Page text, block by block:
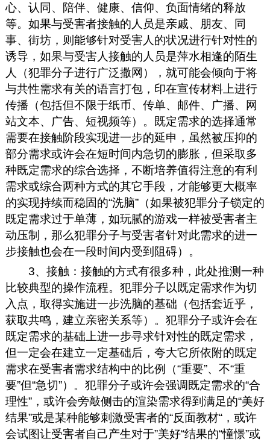
心、认同、陪伴、健康、信仰、负面情绪的释放
等。如果与受害者接触的人员是亲戚、朋友、同
事、街坊，则能够针对受害人的状况进行针对性的
诱导，如果与受害人接触的人员是萍水相逢的陌生
人（犯罪分子进行广泛撒网），就可能会倾向于将
与共性需求有关的语言打包，印在宣传材料上进行
传播（包括但不限于纸币、传单、邮件、广播、网
站文本、广告、短视频等）。既定需求的选择通常
需要在接触阶段实现进一步的延申，虽然被压抑的
部分需求或许会在短时间内急切的膨胀，但采取多
种既定需求的综合选择，不断培养值得注意的有利
需求或综合两种方式的其它手段，才能够更大概率
的实现持续而稳固的“洗脑”（如果被犯罪分子锁定的
既定需求过于单薄，如玩腻的游戏一样被受害者主
动压制，那么犯罪分子与受害者针对此需求的进一
步接触也会在一段时间内受到阻碍）。
3、接触：接触的方式有很多种，此处推测一种
比较典型的操作流程。犯罪分子以既定需求作为切
入点，取得实施进一步洗脑的基础（包括套近乎，
获取共鸣，建立亲密关系等）。犯罪分子或许会在
既定需求的基础上进一步寻求针对性的既定需求，
但一定会在建立一定基础后，夸大它所依附的既定
需求在受害者需求结构中的比例（“重要”、不“重
要”但“急切”）。犯罪分子或许会强调既定需求的“合
理性”，或许会旁敲侧击的渲染需求得到满足的“美好
结果”或是某种能够刺激受害者的“反面教材“，或许
会试图让受害者自己产生对于”美好“结果的“憧憬”或